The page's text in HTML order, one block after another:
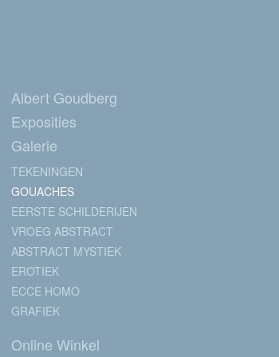
Albert Goudberg
Exposities
Galerie
TEKENINGEN
GOUACHES
EERSTE SCHILDERIJEN
VROEG ABSTRACT
ABSTRACT MYSTIEK
EROTIEK
ECCE HOMO
GRAFIEK
Online Winkel